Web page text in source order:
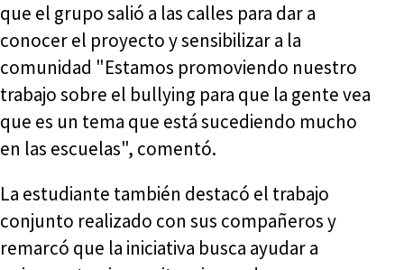
que el grupo salió a las calles para dar a
conocer el proyecto y sensibilizar a la
comunidad "Estamos promoviendo nuestro
trabajo sobre el bullying para que la gente vea
que es un tema que está sucediendo mucho
en las escuelas", comentó.
La estudiante también destacó el trabajo
conjunto realizado con sus compañeros y
remarcó que la iniciativa busca ayudar a